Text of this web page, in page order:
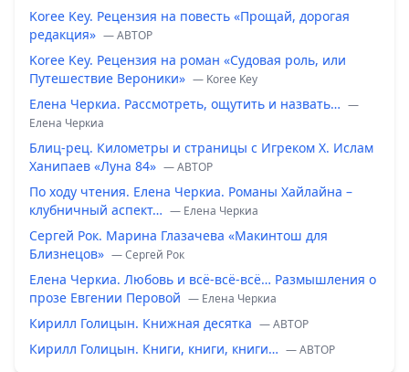
Koree Key. Рецензия на повесть «Прощай, дорогая
редакция» — ABTOP
Koree Key. Рецензия на роман «Судовая роль, или
Путешествие Вероники» — Koree Key
Елена Черкиа. Рассмотреть, ощутить и назвать… —
Елена Черкиа
Блиц-рец. Километры и страницы с Игреком Х. Ислам
Ханипаев «Луна 84» — ABTOP
По ходу чтения. Елена Черкиа. Романы Хайлайна –
клубничный аспект… — Елена Черкиа
Сергей Рок. Марина Глазачева «Макинтош для
Близнецов» — Сергей Рок
Елена Черкиа. Любовь и всё-всё-всё… Размышления о
прозе Евгении Перовой — Елена Черкиа
Кирилл Голицын. Книжная десятка — ABTOP
Кирилл Голицын. Книги, книги, книги… — ABTOP